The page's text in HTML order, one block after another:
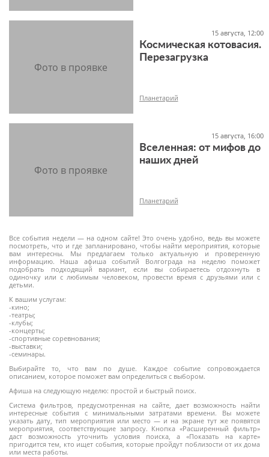
Все события недели — на одном сайте! Это очень удобно, ведь вы можете
посмотреть, что и где запланировано, чтобы найти мероприятия, которые
вам интересны. Мы предлагаем только актуальную и проверенную
информацию. Наша афиша событий Волгограда на неделю поможет
подобрать подходящий вариант, если вы собираетесь отдохнуть в
одиночку или с любимым человеком, провести время с друзьями или с
детьми.
К вашим услугам:
-кино;
-театры;
-клубы;
-концерты;
-спортивные соревнования;
-выставки;
-семинары.
Выбирайте то, что вам по душе. Каждое событие сопровождается
описанием, которое поможет вам определиться с выбором.
Афиша на следующую неделю: простой и быстрый поиск.
Система фильтров, предусмотренная на сайте, дает возможность найти
интересные события с минимальными затратами времени. Вы можете
указать дату, тип мероприятия или место — и на экране тут же появятся
мероприятия, соответствующие запросу. Кнопка «Расширенный фильтр»
даст возможность уточнить условия поиска, а «Показать на карте»
пригодится тем, кто ищет события, которые пройдут поблизости от их дома
или места работы.
15 августа, 12:00
Космическая котовасия.
Перезагрузка
Планетарий
15 августа, 16:00
Вселенная: от мифов до
наших дней
6+
Планетарий